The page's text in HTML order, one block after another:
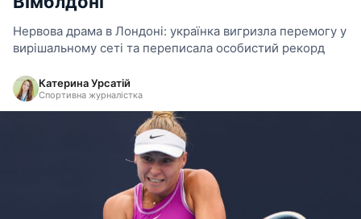
Нервова драма в Лондоні: українка вигризла перемогу у
вирішальному сеті та переписала особистий рекорд
Катерина Урсатій
Спортивна журналістка